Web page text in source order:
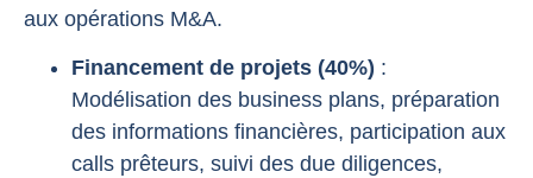
aux opérations M&A.
Financement de projets (40%) :
Modélisation des business plans, préparation
des informations financières, participation aux
calls prêteurs, suivi des due diligences,